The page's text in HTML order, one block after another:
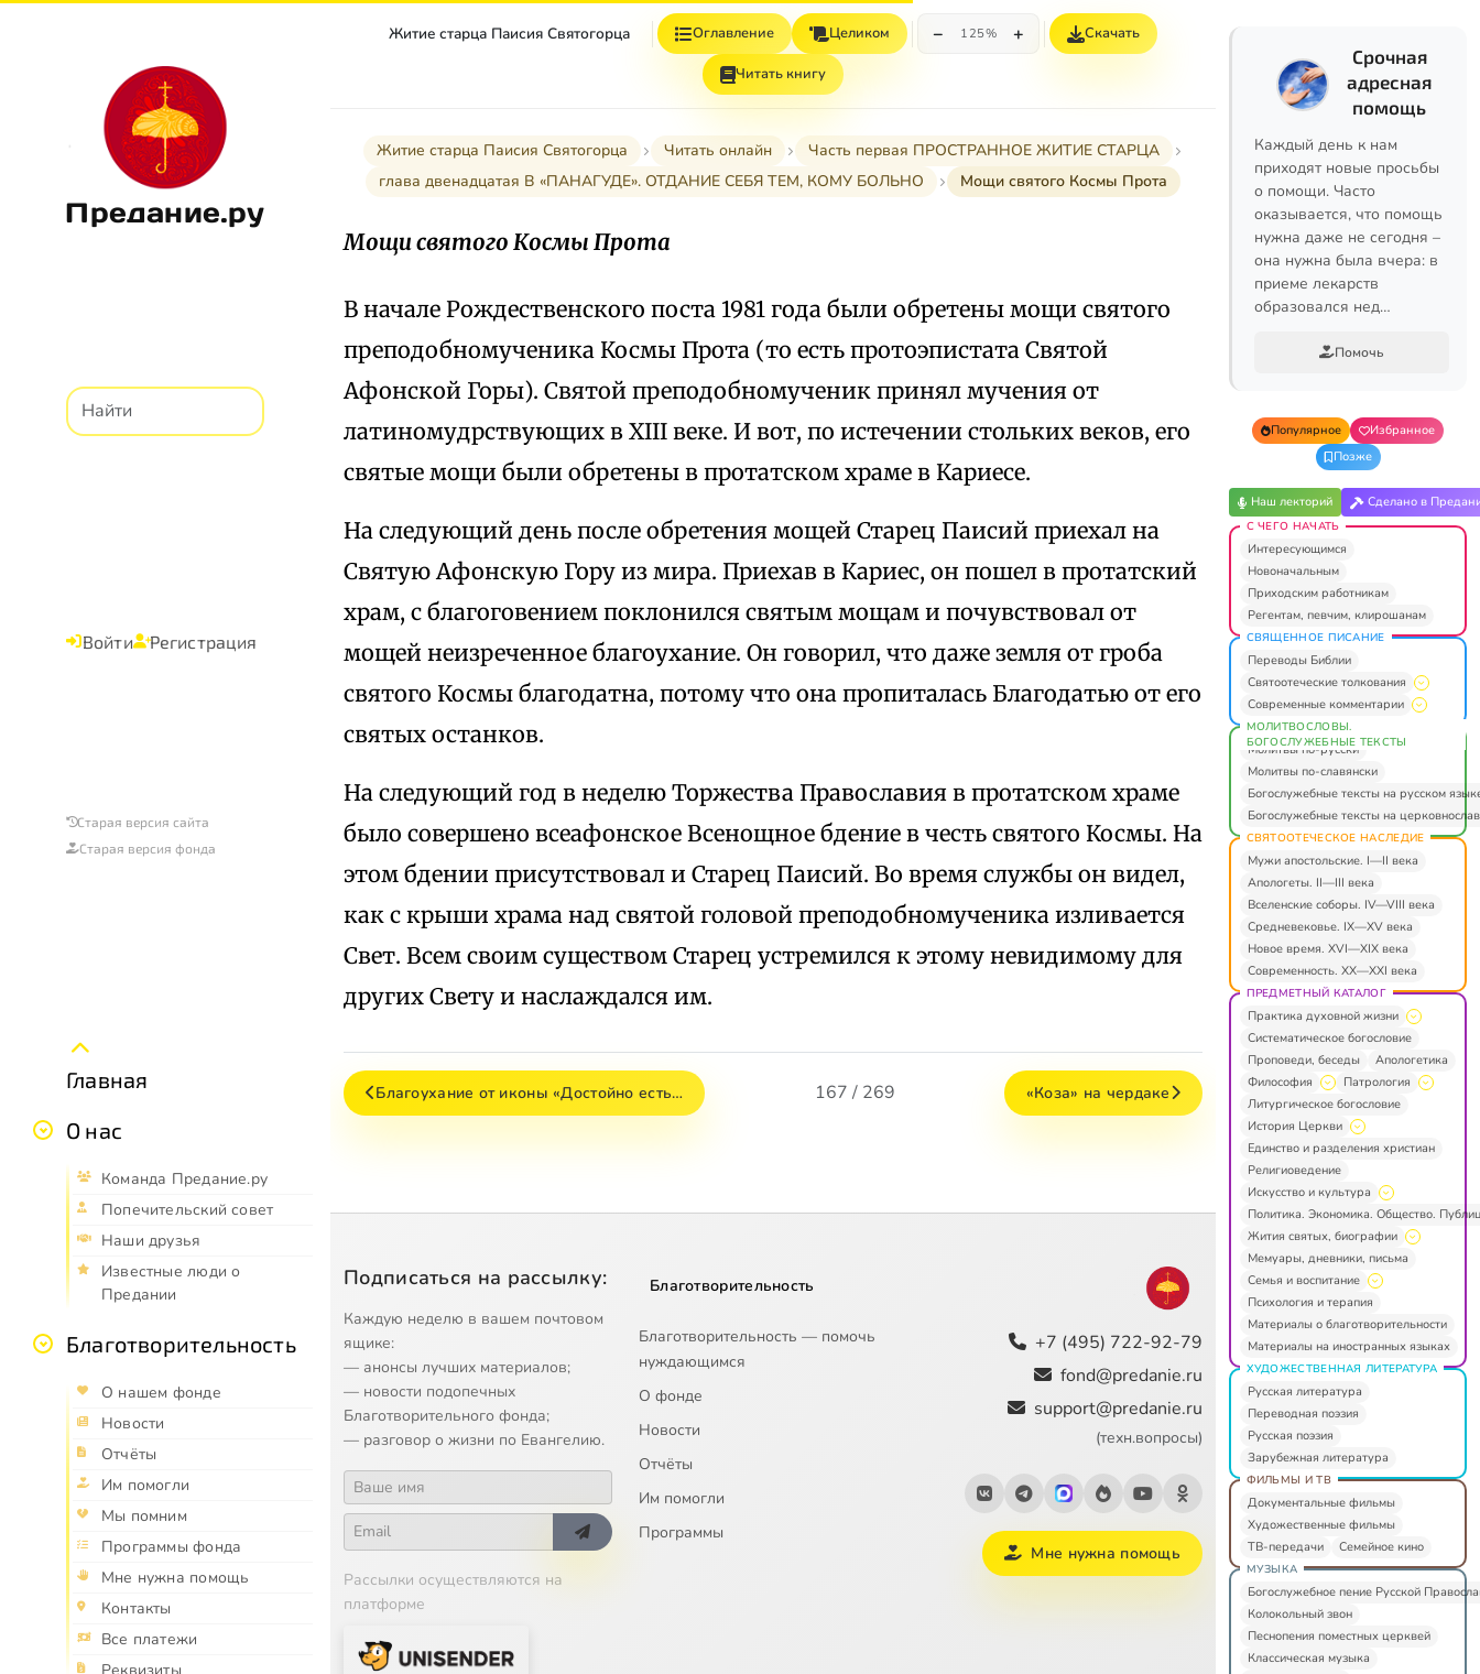
Предание.ру
Войти Регистрация
Старая версия сайта
Старая версия фонда
Главная
О нас
Команда Предание.ру
Попечительский совет
Наши друзья
Известные люди о
Предании
Благотворительность
О нашем фонде
Новости
Отчёты
Им помогли
Мы помним
Программы фонда
Мне нужна помощь
Контакты
Все платежи
Реквизиты
Житие старца Паисия Святогорца Оглавление Целиком − 125% + Скачать
Читать книгу
Житие старца Паисия Святогорца Читать онлайн
Часть первая ПРОСТРАННОЕ ЖИТИЕ СТАРЦА
глава двенадцатая В «ПАНАГУДЕ». ОТДАНИЕ СЕБЯ ТЕМ, КОМУ БОЛЬНО
Мощи святого Космы Прота
Мощи святого Космы Прота
В начале Рождественского поста 1981 года были обретены мощи святого
преподобномученика Космы Прота (то есть протоэпистата Святой
Афонской Горы). Святой преподобномученик принял мучения от
латиномудрствующих в XIII веке. И вот, по истечении стольких веков, его
святые мощи были обретены в протатском храме в Кариесе.
На следующий день после обретения мощей Старец Паисий приехал на
Святую Афонскую Гору из мира. Приехав в Кариес, он пошел в протатский
храм, с благоговением поклонился святым мощам и почувствовал от
мощей неизреченное благоухание. Он говорил, что даже земля от гроба
святого Космы благодатна, потому что она пропиталась Благодатью от его
святых останков.
На следующий год в неделю Торжества Православия в протатском храме
было совершено всеафонское Всенощное бдение в честь святого Космы. На
этом бдении присутствовал и Старец Паисий. Во время службы он видел,
как с крыши храма над святой головой преподобномученика изливается
Свет. Всем своим существом Старец устремился к этому невидимому для
других Свету и наслаждался им.
Благоухание от иконы «Достойно есть… 167 / 269 «Коза» на чердаке
Подписаться на рассылку:
Каждую неделю в вашем почтовом
ящике:
— анонсы лучших материалов;
— новости подопечных
Благотворительного фонда;
— разговор о жизни по Евангелию.
Рассылки осуществляются на
платформе
Благотворительность
Благотворительность — помочь
нуждающимся
О фонде
Новости
Отчёты
Им помогли
Программы
+7 (495) 722-92-79
fond@predanie.ru
support@predanie.ru
(техн.вопросы)
Мне нужна помощь
Срочная
адресная
помощь
Каждый день к нам
приходят новые просьбы
о помощи. Часто
оказывается, что помощь
нужна даже не сегодня –
она нужна была вчера: в
приеме лекарств
образовался нед…
Помочь
Популярное
Избранное
Позже
Наш лекторий Сделано в
С ЧЕГО НАЧАТЬ
Интересующимся
Новоначальным
Приходским работникам
Регентам, певчим, клирошанам
СВЯЩЕННОЕ ПИСАНИЕ
Переводы Библии
Святоотеческие толкования
Современные комментарии
МОЛИТВОСЛОВЫ.
БОГОСЛУЖЕБНЫЕ ТЕКСТЫ
Молитвы по-русски
Молитвы по-славянски
Богослужебные тексты на русском
Богослужебные тексты на
СВЯТООТЕЧЕСКОЕ НАСЛЕДИЕ
Мужи апостольские. I—II века
Апологеты. II—III века
Вселенские соборы. IV—VIII века
Средневековье. IX—XV века
Новое время. XVI—XIX века
Современность. XX—XXI века
ПРЕДМЕТНЫЙ КАТАЛОГ
Практика духовной жизни
Систематическое богословие
Проповеди, беседы
Апологетика
Философия
Патрология
Литургическое богословие
История Церкви
Единство и разделения христиан
Религиоведение
Искусство и культура
Политика. Экономика. Общество.
Жития святых, биографии
Мемуары, дневники, письма
Семья и воспитание
Психология и терапия
Материалы о благотворительности
Материалы на иностранных языках
ХУДОЖЕСТВЕННАЯ ЛИТЕРАТУРА
Русская литература
Переводная поэзия
Русская поэзия
Зарубежная литература
ФИЛЬМЫ И ТВ
Документальные фильмы
Художественные фильмы
ТВ-передачи
Семейное кино
МУЗЫКА
Богослужебное пение Русской
Колокольный звон
Песнопения поместных церквей
Классическая музыка